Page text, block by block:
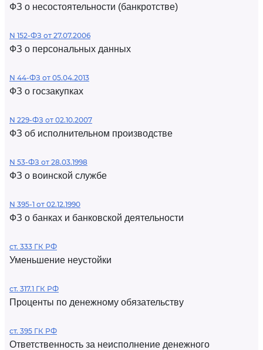
ФЗ о несостоятельности (банкротстве)
N 152-ФЗ от 27.07.2006
ФЗ о персональных данных
N 44-ФЗ от 05.04.2013
ФЗ о госзакупках
N 229-ФЗ от 02.10.2007
ФЗ об исполнительном производстве
N 53-ФЗ от 28.03.1998
ФЗ о воинской службе
N 395-1 от 02.12.1990
ФЗ о банках и банковской деятельности
ст. 333 ГК РФ
Уменьшение неустойки
ст. 317.1 ГК РФ
Проценты по денежному обязательству
ст. 395 ГК РФ
Ответственность за неисполнение денежного